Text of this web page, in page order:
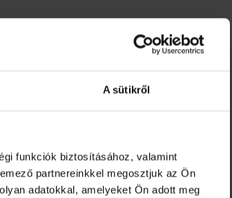
A sütikről
funkciók biztosításához, valamint
partnereinkkel megosztjuk az Ön
adatokkal, amelyeket Ön adott meg